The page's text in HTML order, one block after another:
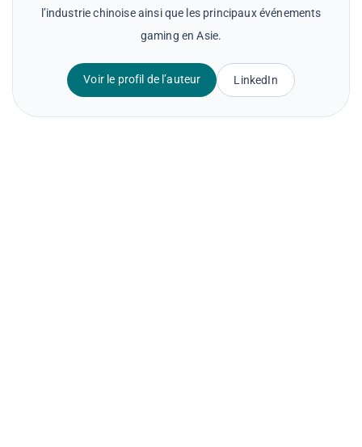
l’industrie chinoise ainsi que les principaux événements
gaming en Asie.
Voir le profil de l’auteur LinkedIn